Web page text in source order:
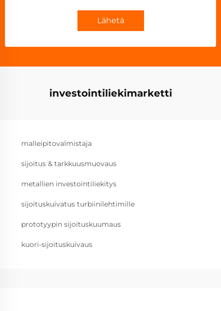
Lähetä
investointiliekimarketti
malleipitovalmistaja
sijoitus & tarkkuusmuovaus
metallien investointiliekitys
sijoituskuivatus turbiinilehtimille
prototyypin sijoituskuumaus
kuori-sijoituskuivaus